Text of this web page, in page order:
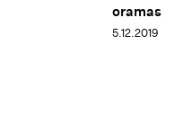
oramas
5.12.2019